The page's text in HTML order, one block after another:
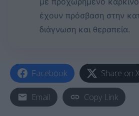
έχουν πρόσβαση στην
διάγνωση και θεραπεία.
Facebook Share on X
Email Copy Link